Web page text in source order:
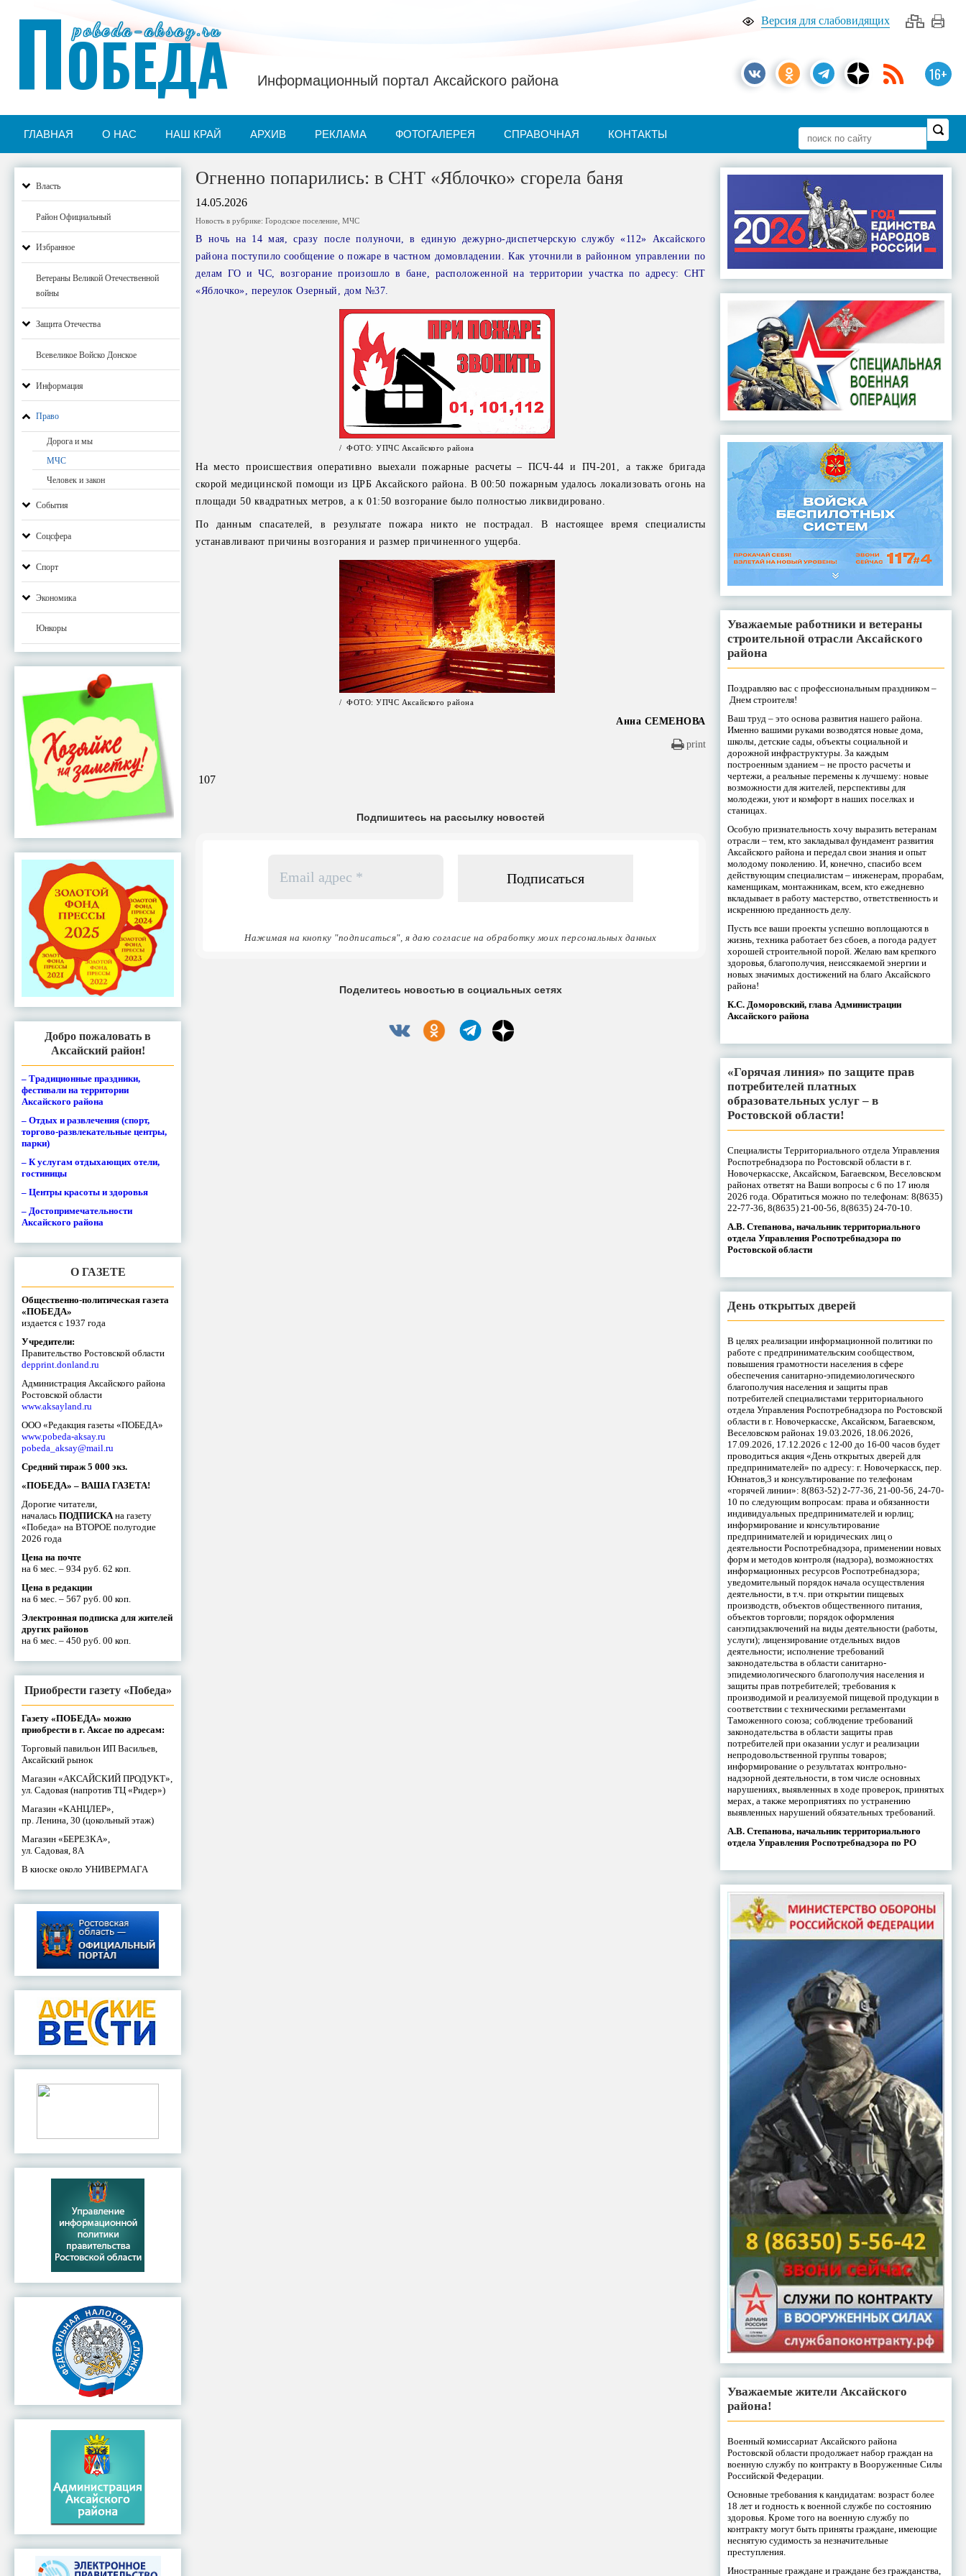
Версия для слабовидящих
16+
pobeda-aksay.ru
ПОБЕДА Информационный портал Аксайского района
ГЛАВНАЯ О НАС НАШ КРАЙ АРХИВ РЕКЛАМА ФОТОГАЛЕРЕЯ СПРАВОЧНАЯ КОНТАКТЫ
Власть
Район Официальный
Избранное
Ветераны Великой Отечественной
войны
Защита Отечества
Всевеликое Войско Донское
Информация
Право
Дорога и мы
МЧС
Человек и закон
События
Соцсфера
Спорт
Экономика
Юнкоры
Добро пожаловать в
Аксайский район!
– Традиционные праздники,
фестивали на территории
Аксайского района
– Отдых и развлечения (спорт,
торгово-развлекательные центры,
парки)
– К услугам отдыхающих отели,
гостиницы
– Центры красоты и здоровья
– Достопримечательности
Аксайского района
О ГАЗЕТЕ
Общественно-политическая газета
«ПОБЕДА»
издается с 1937 года
Учредители:
Правительство Ростовской области
depprint.donland.ru
Администрация Аксайского района
Ростовской области
www.aksayland.ru
ООО «Редакция газеты «ПОБЕДА»
www.pobeda-aksay.ru
pobeda_aksay@mail.ru
Средний тираж 5 000 экз.
«ПОБЕДА» – ВАША ГАЗЕТА!
Дорогие читатели,
началась ПОДПИСКАна газету
«Победа» на ВТОРОЕ полугодие
2026 года
Цена на почте
на 6 мес. – 934 руб. 62 коп.
Цена в редакции
на 6 мес. – 567 руб. 00 коп.
Электронная подписка для жителей
других районов
на 6 мес. – 450 руб. 00 коп.
Приобрести газету «Победа»
Газету «ПОБЕДА» можно
приобрести в г. Аксае по адресам:
Торговый павильон ИП Васильев,
Аксайский рынок
Магазин «АКСАЙСКИЙ ПРОДУКТ»,
ул. Садовая (напротив ТЦ «Ридер»)
Магазин «КАНЦЛЕР»,
пр. Ленина, 30 (цокольный этаж)
Магазин «БЕРЕЗКА»,
ул. Садовая, 8А
В киоске около УНИВЕРМАГА
Огненно попарились: в СНТ «Яблочко» сгорела баня
14.05.2026
Новость в рубрике:Городское поселение ,МЧС
В ночь на 14 мая, сразу после полуночи, в единую дежурно-диспетчерскую службу «112» Аксайского
района поступило сообщение о пожаре в частном домовладении. Как уточнили в районном управлении по
делам ГО и ЧС, возгорание произошло в бане, расположенной на территории участка по адресу: СНТ
«Яблочко», переулок Озерный, дом №37.
/ ФОТО: УПЧС Аксайского района
На место происшествия оперативно выехали пожарные расчеты – ПСЧ-44 и ПЧ-201, а также бригада
скорой медицинской помощи из ЦРБ Аксайского района. В 00:50 пожарным удалось локализовать огонь на
площади 50 квадратных метров, а к 01:50 возгорание было полностью ликвидировано.
По данным спасателей, в результате пожара никто не пострадал. В настоящее время специалисты
устанавливают причины возгорания и размер причиненного ущерба.
/ ФОТО: УПЧС Аксайского района
Анна СЕМЕНОВА
print
107
Подпишитесь на рассылку новостей
адрес
Нажимая на кнопку "подписаться", я даю согласие на обработку моих персональных данных
Поделитесь новостью в социальных сетях
Уважаемые работники и ветераны
строительной отрасли Аксайского
района
Поздравляю вас с профессиональным праздником –
Днем строителя!
Ваш труд – это основа развития нашего района.
Именно вашими руками возводятся новые дома,
школы, детские сады, объекты социальной и
дорожной инфраструктуры. За каждым
построенным зданием – не просто расчеты и
чертежи, а реальные перемены к лучшему: новые
возможности для жителей, перспективы для
молодежи, уют и комфорт в наших поселках и
станицах.
Особую признательность хочу выразить ветеранам
отрасли – тем, кто закладывал фундамент развития
Аксайского района и передал свои знания и опыт
молодому поколению. И, конечно, спасибо всем
действующим специалистам – инженерам, прорабам,
каменщикам, монтажникам, всем, кто ежедневно
вкладывает в работу мастерство, ответственность и
искреннюю преданность делу.
Пусть все ваши проекты успешно воплощаются в
жизнь, техника работает без сбоев, а погода радует
хорошей строительной порой. Желаю вам крепкого
здоровья, благополучия, неиссякаемой энергии и
новых значимых достижений на благо Аксайского
района!
К.С. Доморовский, глава Администрации
Аксайского района
«Горячая линия» по защите прав
потребителей платных
образовательных услуг – в
Ростовской области!
Специалисты Территориального отдела Управления
Роспотребнадзора по Ростовской области в г.
Новочеркасске, Аксайском, Багаевском, Веселовском
районах ответят на Ваши вопросы с 6 по 17 июля
2026 года. Обратиться можно по телефонам: 8(8635)
22-77-36, 8(8635) 21-00-56, 8(8635) 24-70-10.
А.В. Степанова, начальник территориального
отдела Управления Роспотребнадзора по
Ростовской области
День открытых дверей
В целях реализации информационной политики по
работе с предпринимательским сообществом,
повышения грамотности населения в сфере
обеспечения санитарно-эпидемиологического
благополучия населения и защиты прав
потребителей специалистами территориального
отдела Управления Роспотребнадзора по Ростовской
области в г. Новочеркасске, Аксайском, Багаевском,
Веселовском районах 19.03.2026, 18.06.2026,
17.09.2026, 17.12.2026 с 12-00 до 16-00 часов будет
проводиться акция «День открытых дверей для
предпринимателей» по адресу: г. Новочеркасск, пер.
Юннатов,3 и консультирование по телефонам
«горячей линии»: 8(863-52) 2-77-36, 21-00-56, 24-70-
10 по следующим вопросам: права и обязанности
индивидуальных предпринимателей и юрлиц;
информирование и консультирование
предпринимателей и юридических лиц о
деятельности Роспотребнадзора, применении новых
форм и методов контроля (надзора), возможностях
информационных ресурсов Роспотребнадзора;
уведомительный порядок начала осуществления
деятельности, в т.ч. при открытии пищевых
производств, объектов общественного питания,
объектов торговли; порядок оформления
санэпидзаключений на виды деятельности (работы,
услуги); лицензирование отдельных видов
деятельности; исполнение требований
законодательства в области санитарно-
эпидемиологического благополучия населения и
защиты прав потребителей; требования к
производимой и реализуемой пищевой продукции в
соответствии с техническими регламентами
Таможенного союза; соблюдение требований
законодательства в области защиты прав
потребителей при оказании услуг и реализации
непродовольственной группы товаров;
информирование о результатах контрольно-
надзорной деятельности, в том числе основных
нарушениях, выявленных в ходе проверок, принятых
мерах, а также мероприятиях по устранению
выявленных нарушений обязательных требований.
А.В. Степанова, начальник территориального
отдела Управления Роспотребнадзора по РО
Уважаемые жители Аксайского
района!
Военный комиссариат Аксайского района
Ростовской области продолжает набор граждан на
военную службу по контракту в Вооруженные Силы
Российской Федерации.
Основные требования к кандидатам: возраст более
18 лет и годность к военной службе по состоянию
здоровья. Кроме того на военную службу по
контракту могут быть приняты граждане, имеющие
неснятую судимость за незначительные
преступления.
Иностранные граждане и граждане без гражданства,